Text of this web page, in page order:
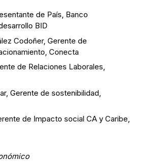
de País, Banco
BID
Codoñer, Gerente de
Conecta
de Relaciones Laborales,
Gerente de sostenibilidad,
de Impacto social CA y Caribe,